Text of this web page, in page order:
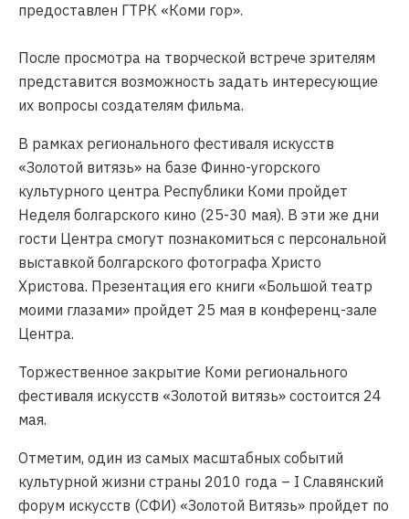
предоставлен ГТРК «Коми гор».
После просмотра на творческой встрече зрителям
представится возможность задать интересующие
их вопросы создателям фильма.
В рамках регионального фестиваля искусств
«Золотой витязь» на базе Финно-угорского
культурного центра Республики Коми пройдет
Неделя болгарского кино (25-30 мая). В эти же дни
гости Центра смогут познакомиться с персональной
выставкой болгарского фотографа Христо
Христова. Презентация его книги «Большой театр
моими глазами» пройдет 25 мая в конференц-зале
Центра.
Торжественное закрытие Коми регионального
фестиваля искусств «Золотой витязь» состоится 24
мая.
Отметим, один из самых масштабных событий
культурной жизни страны 2010 года – I Славянский
форум искусств (СФИ) «Золотой Витязь» пройдет по